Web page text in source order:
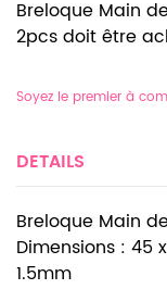
Breloque Main
2pcs doit être
Soyez le premier à
DETAILS
Breloque Main
Dimensions : 45
1.5mm